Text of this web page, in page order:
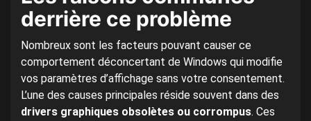
derrière ce problème
Nombreux sont les facteurs pouvant causer ce
comportement déconcertant de Windows qui modifie
vos paramètres d’affichage sans votre consentement.
L’une des causes principales réside souvent dans des
drivers graphiques obsolètes ou corrompus. Ces